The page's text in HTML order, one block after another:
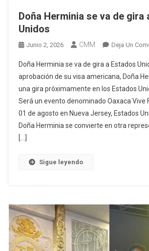
Doña Herminia se va de gira
Unidos
Junio 2, 2026 CMM Deja Un
Doña Herminia se va de gira a Estados
aprobación de su visa americana, Doña
una gira próximamente en los Estados
Será un evento denominado Oaxaca Vive
01 de agosto en Nueva Jersey, Estados
Doña Herminia se convierte en otra
[…]
Sigue leyendo